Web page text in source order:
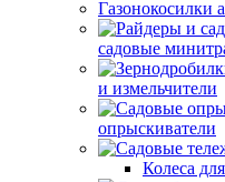
Газонокосилки
садовые
и измельчители
опрыскиватели
Колеса